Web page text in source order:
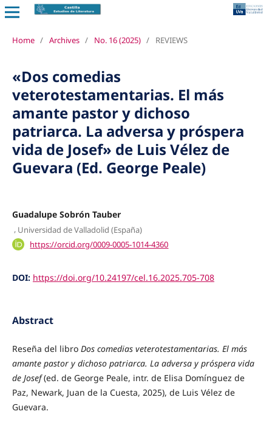
Home / Archives / No. 16 (2025) / REVIEWS
«Dos comedias
veterotestamentarias. El más
amante pastor y dichoso
patriarca. La adversa y próspera
vida de Josef» de Luis Vélez de
Guevara (Ed. George Peale)
Guadalupe Sobrón Tauber
, Universidad de Valladolid (España)
https://orcid.org/0009-0005-1014-4360
DOI: https://doi.org/10.24197/cel.16.2025.705-708
Abstract
Reseña del libro Dos comedias veterotestamentarias. El más
amante pastor y dichoso patriarca. La adversa y próspera vida
de Josef(ed. de George Peale, intr. de Elisa Domínguez de
Paz, Newark, Juan de la Cuesta, 2025), de Luis Vélez de
Guevara.